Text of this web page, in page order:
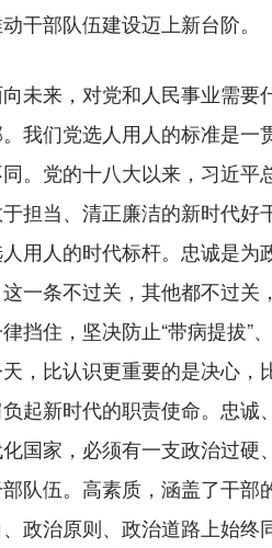
干部队伍建设迈上新台阶。
来，对党和人民事业需要
我们党选人用人的标准是
。党的十八大以来，习近
担当、清正廉洁的新时代
用人的时代标杆。忠诚是
一条不过关，其他都不过
挡住，坚决防止“带病提拔”
，比认识更重要的是决心，
起新时代的职责使命。忠
国家，必须有一支政治过
队伍。高素质，涵盖了干
政治原则、政治道路上始